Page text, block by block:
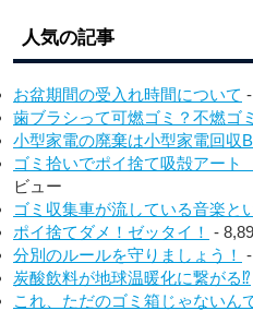
人気の記事
お盆期間の受入れ時間について
歯ブラシって可燃ゴミ？不燃ゴ
小型家電の廃棄は小型家電回収
ゴミ拾いでポイ捨て吸殻アー
ビュー
ゴミ収集車が流している音楽と
ポイ捨てダメ！ゼッタイ！ -
分別のルールを守りましょう！
炭酸飲料が地球温暖化に繋がる⁉︎
これ、ただのゴミ箱じゃないん